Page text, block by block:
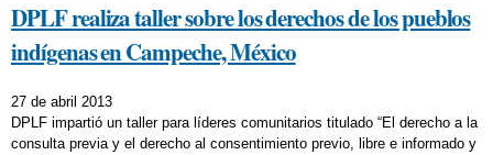
DPLF realiza taller sobre los derechos de los pueblos
indígenas en Campeche, México
27 de abril 2013
DPLF impartió un taller para líderes comunitarios titulado “El derecho a la
consulta previa y el derecho al consentimiento previo, libre e informado y